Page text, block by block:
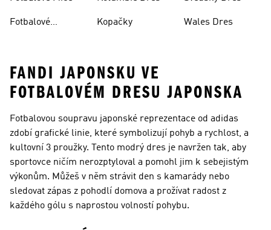
Fotbalové
Kopačky Wales Dres
FANDI JAPONSKU VE
FOTBALOVÉM DRESU JAPONSKA
Fotbalovou soupravu japonské reprezentace od adidas
zdobí grafické linie, které symbolizují pohyb a rychlost, a
kultovní 3 proužky. Tento modrý dres je navržen tak, aby
sportovce ničím nerozptyloval a pomohl jim k sebejistým
výkonům. Můžeš v něm strávit den s kamarády nebo
sledovat zápas z pohodlí domova a prožívat radost z
každého gólu s naprostou volností pohybu.